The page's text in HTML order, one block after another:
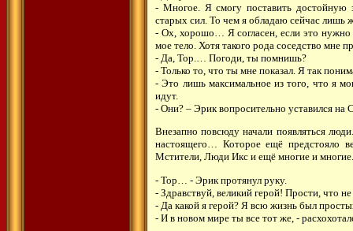
- Многое. Я смогу поставить достойную
старых сил. То чем я обладаю сейчас лишь
- Ох, хорошо… Я согласен, если это нужно
мое тело. Хотя такого рода соседство мне
- Да, Тор.… Погоди, ты помнишь?
- Только то, что ты мне показал. Я так
- Это лишь максимальное из того, что я
идут.
- Они? – Эрик вопросительно уставился на
Внезапно повсюду начали появляться
настоящего… Которое ещё предстояло
Мстители, Люди Икс и ещё многие и
- Тор… - Эрик протянул руку.
- Здравствуй, великий герой! Прости, что
- Да какой я герой? Я всю жизнь был
- И в новом мире ты все тот же, -